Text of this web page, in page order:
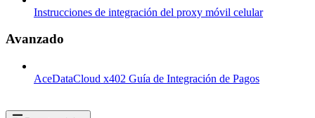
Instrucciones de integración del proxy móvil celular
Avanzado
AceDataCloud x402 Guía de Integración de Pagos